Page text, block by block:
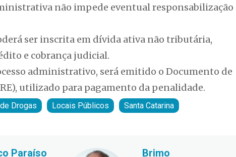
não impede eventual responsabilização
ser inscrita em dívida ativa não tributária,
e cobrança judicial.
administrativo, será emitido o Documento de
utilizado para pagamento da penalidade.
Drogas Locais Públicos Santa Catarina
Paraíso Brimo